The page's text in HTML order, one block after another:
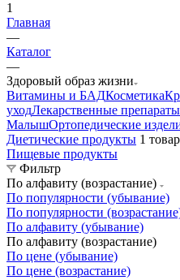
1
Главная
—
Каталог
—
Здоровый образ жизни
Витамины и БАДКосметика
уходЛекарственные препараты
МалышОртопедические
Диетические продукты 1 товар
Пищевые продукты
Фильтр
По алфавиту (возрастание)
По популярности (убывание)
По популярности
По алфавиту (убывание)
По алфавиту (возрастание)
По цене (убывание)
По цене (возрастание)